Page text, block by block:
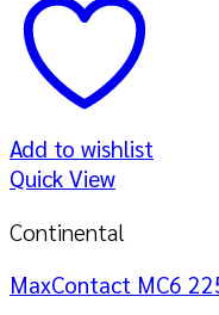
Add to wishlist
Quick View
Continental
MaxContact MC6